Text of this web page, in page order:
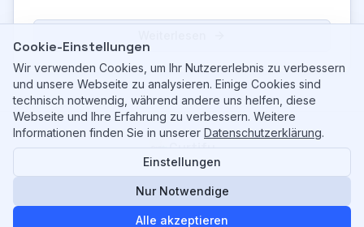
Curtify
Curtify. All rights reserved.
Ihr KI-gestützter Partner für Shopify & Content.
ImpressumDatenschutzerklärung
Cookie-Einstellungen
Wir verwenden Cookies, um Ihr Nutzererlebnis zu verbessern
und unsere Webseite zu analysieren. Einige Cookies sind
technisch notwendig, während andere uns helfen, diese
Webseite und Ihre Erfahrung zu verbessern. Weitere
Informationen finden Sie in unserer Datenschutzerklärung.
Einstellungen
Nur Notwendige
Alle akzeptieren